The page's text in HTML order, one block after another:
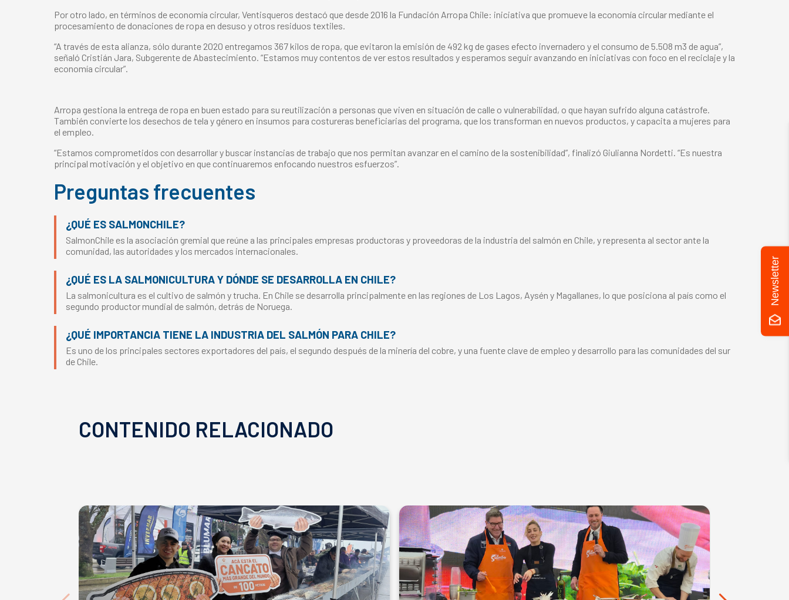
Por otro lado, en términos de economía circular, Ventisqueros destacó que desde 2016 la Fundación Arropa Chile: iniciativa que promueve la economía circular mediante el
procesamiento de donaciones de ropa en desuso y otros residuos textiles.
“A través de esta alianza, sólo durante 2020 entregamos 367 kilos de ropa, que evitaron la emisión de 492 kg de gases efecto invernadero y el consumo de 5.508 m3 de agua”,
señaló Cristián Jara, Subgerente de Abastecimiento. “Estamos muy contentos de ver estos resultados y esperamos seguir avanzando en iniciativas con foco en el reciclaje y la
economía circular”.
Arropa gestiona la entrega de ropa en buen estado para su reutilización a personas que viven en situación de calle o vulnerabilidad, o que hayan sufrido alguna catástrofe.
También convierte los desechos de tela y género en insumos para costureras beneficiarias del programa, que los transforman en nuevos productos, y capacita a mujeres para
el empleo.
“Estamos comprometidos con desarrollar y buscar instancias de trabajo que nos permitan avanzar en el camino de la sostenibilidad”, finalizó Giulianna Nordetti. “Es nuestra
principal motivación y el objetivo en que continuaremos enfocando nuestros esfuerzos”.
Preguntas frecuentes
¿QUÉ ES SALMONCHILE?
SalmonChile es la asociación gremial que reúne a las principales empresas productoras y proveedoras de la industria del salmón en Chile, y representa al sector ante la
comunidad, las autoridades y los mercados internacionales.
¿QUÉ ES LA SALMONICULTURA Y DÓNDE SE DESARROLLA EN CHILE?
La salmonicultura es el cultivo de salmón y trucha. En Chile se desarrolla principalmente en las regiones de Los Lagos, Aysén y Magallanes, lo que posiciona al país como el
segundo productor mundial de salmón, detrás de Noruega.
¿QUÉ IMPORTANCIA TIENE LA INDUSTRIA DEL SALMÓN PARA CHILE?
Es uno de los principales sectores exportadores del país, el segundo después de la minería del cobre, y una fuente clave de empleo y desarrollo para las comunidades del sur
de Chile.
CONTENIDO RELACIONADO
Newsletter